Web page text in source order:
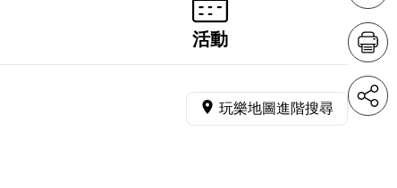
活動
玩樂地圖進階搜尋